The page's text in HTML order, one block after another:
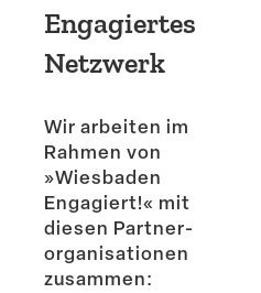
Engagiertes
Netzwerk
Wir arbeiten im
Rahmen von
»Wiesbaden
Engagiert!« mit
diesen Partner­
or­ga­ni­sa­tionen
zusammen: